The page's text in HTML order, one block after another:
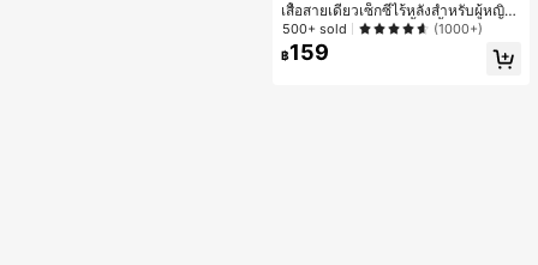
เสื้อสายเดี่ยวเซ็กซี่ไร้หลังสำหรับผู้หญิง
พร้อมบราแบบมีฟองน้ำ, เสื้อกล้ามแขน
กุด, เสื้อลำลองสีดำสำหรับฤดูร้อน
500+ sold (1000+)
฿159